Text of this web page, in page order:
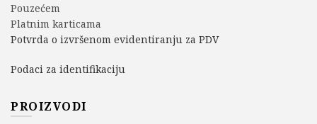
Pouzećem
Platnim karticama
Potvrda o izvršenom evidentiranju za PDV
Podaci za identifikaciju
PROIZVODI